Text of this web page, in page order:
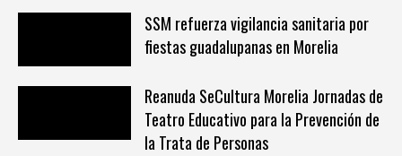
SSM refuerza vigilancia sanitaria por
fiestas guadalupanas en Morelia
Reanuda SeCultura Morelia Jornadas de
Teatro Educativo para la Prevención de
la Trata de Personas